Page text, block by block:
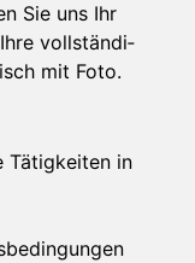
Sie uns Ihr
Ihre voll­stän­di­
mit Foto.
Tätigkeiten in